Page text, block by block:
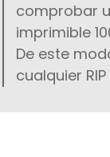
comprobar
imprimible
De este
cualquier